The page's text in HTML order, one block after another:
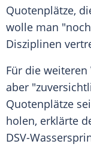
Quotenplätze,
wolle man
Disziplinen
Für die weiteren
aber
Quotenplätze
holen, erklärte
DSV-